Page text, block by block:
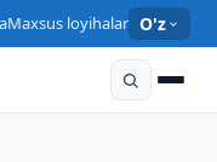
Maxsus loyihalar O'z